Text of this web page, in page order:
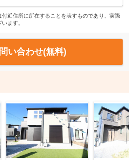
近住所に所在することを表すものであり、実際
ます。
い合わせ(無料)